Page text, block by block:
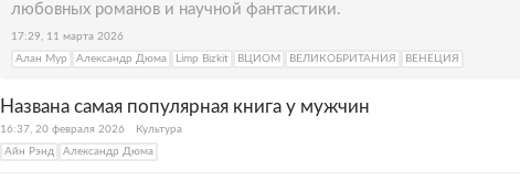
любовных романов и научной фантастики.
17:29, 11 марта 2026
Алан Мур
Александр Дюма Limp Bizkit ВЦИОМ ВЕЛИКОБРИТАНИЯ ВЕНЕЦИЯ
Названа самая популярная книга у мужчин
16:37, 20 февраля 2026
Культура
Айн Рэнд
Александр Дюма